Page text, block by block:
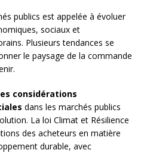
publics est appelée à évoluer
sociaux et
Plusieurs tendances se
le paysage de la commande
considérations
dans les marchés publics
La loi Climat et Résilience
des acheteurs en matière
durable, avec